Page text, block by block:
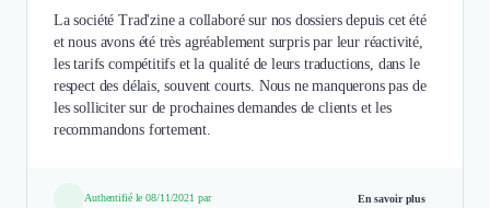
La société Trad'zine a collaboré sur nos dossiers depuis cet été
et nous avons été très agréablement surpris par leur réactivité,
les tarifs compétitifs et la qualité de leurs traductions, dans le
respect des délais, souvent courts. Nous ne manquerons pas de
les solliciter sur de prochaines demandes de clients et les
recommandons fortement.
Authentifié le 08/11/2021 par En savoir plus